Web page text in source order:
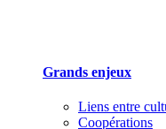
Grands enjeux
Liens entre
Coopérations